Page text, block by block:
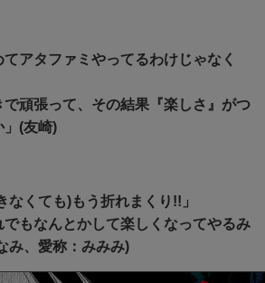
てアタファミやってるわけじゃなく
で頑張って、その結果『楽しさ』がつ
」(友崎)
なくても)もう折れまくり!!」
でもなんとかして楽しくなってやるみ
み、愛称：みみみ)